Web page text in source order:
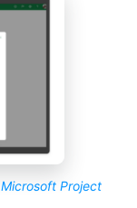
Microsoft Project